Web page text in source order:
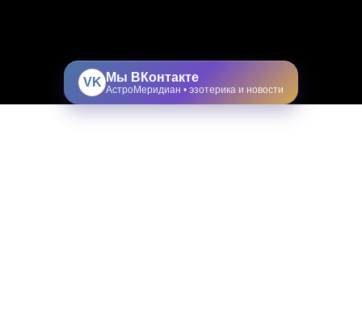
VK Мы ВКонтакте
АстроМеридиан • эзотерика и новости